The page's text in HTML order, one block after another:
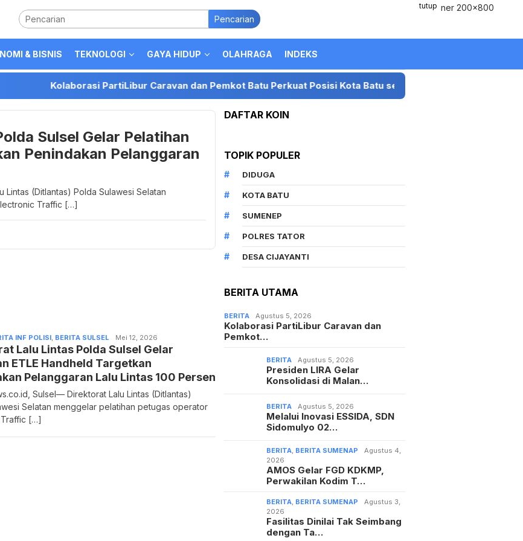
tutup
Pencarian
& BISNIS TEKNOLOGI GAYA HIDUP OLAHRAGA INDEKS
Kolaborasi PartiLibur Caravan dan Pemkot Batu Perkuat Posisi Kota Batu sebagai Destinasi Festival Musik
Sulsel Gelar Pelatihan
Penindakan Pelanggaran
(Ditlantas) Polda Sulawesi Selatan
Traffic […]
INF POLISI, BERITA SULSEL Admin
Mei 12, 2026
Lalu Lintas Polda Sulsel Gelar
ETLE Handheld Targetkan
Pelanggaran Lalu Lintas 100 Persen
Sulsel— Direktorat Lalu Lintas (Ditlantas)
Selatan menggelar pelatihan petugas operator
[…]
DAFTAR KOIN
TOPIK POPULER
DIDUGA
KOTA BATU
SUMENEP
POLRES TATOR
DESA CIJAYANTI
BERITA UTAMA
BERITA Agustus 5, 2026
Kolaborasi PartiLibur Caravan dan
Pemkot…
BERITA Agustus 5, 2026
Presiden LIRA Gelar
Konsolidasi di Malan…
BERITA Agustus 5, 2026
Melalui Inovasi ESSIDA, SDN
Sidomulyo 02…
BERITA, BERITA SUMENAP
Agustus 4,
2026
AMOS Gelar FGD KDKMP,
Perwakilan Kodim T…
BERITA, BERITA SUMENAP
Agustus 3,
2026
Fasilitas Dinilai Tak Seimbang
dengan Ta…